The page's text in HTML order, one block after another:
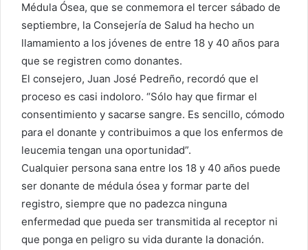
Médula Ósea, que se conmemora el tercer sábado de
septiembre, la Consejería de Salud ha hecho un
llamamiento a los jóvenes de entre 18 y 40 años para
que se registren como donantes.
El consejero, Juan José Pedreño, recordó que el
proceso es casi indoloro. “Sólo hay que firmar el
consentimiento y sacarse sangre. Es sencillo, cómodo
para el donante y contribuimos a que los enfermos de
leucemia tengan una oportunidad”.
Cualquier persona sana entre los 18 y 40 años puede
ser donante de médula ósea y formar parte del
registro, siempre que no padezca ninguna
enfermedad que pueda ser transmitida al receptor ni
que ponga en peligro su vida durante la donación.